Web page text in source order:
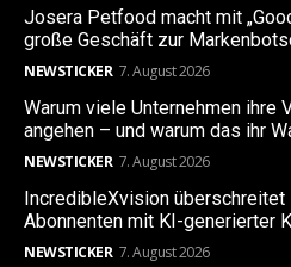
Josera Petfood macht mit
große Geschäft zur
NEWSTICKER 7. August 2026
Warum viele Unternehmen ihre
angehen – und warum das ihr
NEWSTICKER 7. August 2026
IncredibleXvision überschreitet
Abonnenten mit KI-generierter
NEWSTICKER 7. August 2026